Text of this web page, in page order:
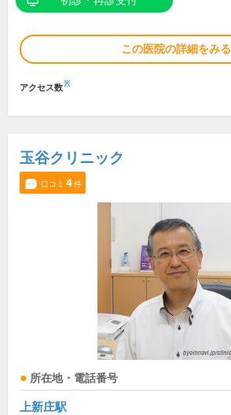
この医院の詳細をみる
アクセス数※
玉谷クリニック
口コミ 4件
所在地・電話番号
上新庄駅